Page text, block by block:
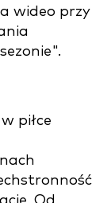
wideo przy
piłce